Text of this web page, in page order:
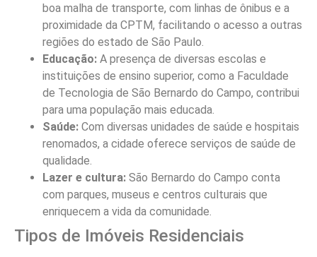
boa malha de transporte, com linhas de ônibus e a
proximidade da CPTM, facilitando o acesso a outras
regiões do estado de São Paulo.
Educação: A presença de diversas escolas e
instituições de ensino superior, como a Faculdade
de Tecnologia de São Bernardo do Campo, contribui
para uma população mais educada.
Saúde: Com diversas unidades de saúde e hospitais
renomados, a cidade oferece serviços de saúde de
qualidade.
Lazer e cultura: São Bernardo do Campo conta
com parques, museus e centros culturais que
enriquecem a vida da comunidade.
Tipos de Imóveis Residenciais